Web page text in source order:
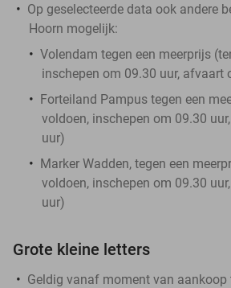
Op geselecteerde data ook andere
Hoorn mogelijk:
Volendam tegen een meerprijs
inschepen om 09.30 uur, afvaart
Forteiland Pampus tegen een
voldoen, inschepen om 09.30
uur)
Marker Wadden, tegen een
voldoen, inschepen om 09.30
uur)
Grote kleine letters
Geldig vanaf moment van